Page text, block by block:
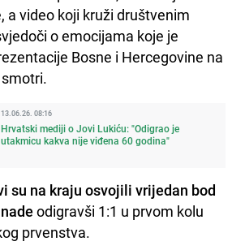
a video koji kruži društvenim
o emocijama koje je
Bosne i Hercegovine na
13.06.26. 08:16
Hrvatski mediji o Jovi Lukiću: "Odigrao je
utakmicu kakva nije viđena 60 godina"
su na kraju osvojili vrijedan bod
odigravši 1:1 u prvom kolu
prvenstva.